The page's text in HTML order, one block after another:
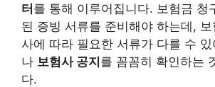
터를 통해 이루어집니다. 보험금 청
된 증빙 서류를 준비해야 하는데,
사에 따라 필요한 서류가 다를 수 있
나 보험사 공지를 꼼꼼히 확인하는
다.